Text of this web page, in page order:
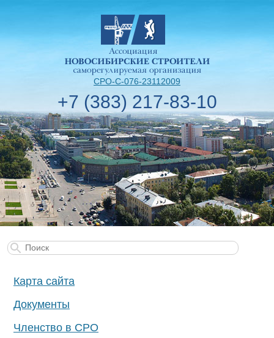
СРО-С-076-23112009
+7 (383) 217-83-10
Карта сайта
Документы
Членство в СРО